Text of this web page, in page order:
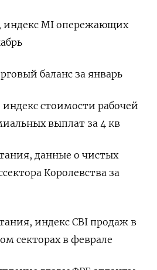
индекс MI опережающих
баланс за январь
стоимости рабочей
выплат за 4 кв
данные о чистых
Королевства за
индекс CBI продаж в
секторах в феврале